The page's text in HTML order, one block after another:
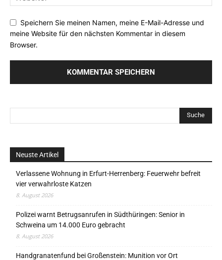
Speichern Sie meinen Namen, meine E-Mail-Adresse und
meine Website für den nächsten Kommentar in diesem
Browser.
Neuste Artikel
Verlassene Wohnung in Erfurt-Herrenberg: Feuerwehr befreit
vier verwahrloste Katzen
8. August 2026
Polizei warnt Betrugsanrufen in Südthüringen: Senior in
Schweina um 14.000 Euro gebracht
8. August 2026
Handgranatenfund bei Großenstein: Munition vor Ort